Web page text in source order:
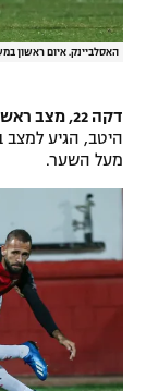
האסלביינק. איום ראשון
דקה 22, מצב ראשון להפועל ב"ש:
היטב, הגיע למצב
מעל השער.